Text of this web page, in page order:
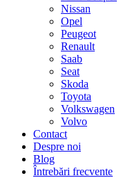
Nissan
Opel
Peugeot
Renault
Saab
Seat
Skoda
Toyota
Volkswagen
Volvo
Contact
Despre noi
Blog
Întrebări frecvente